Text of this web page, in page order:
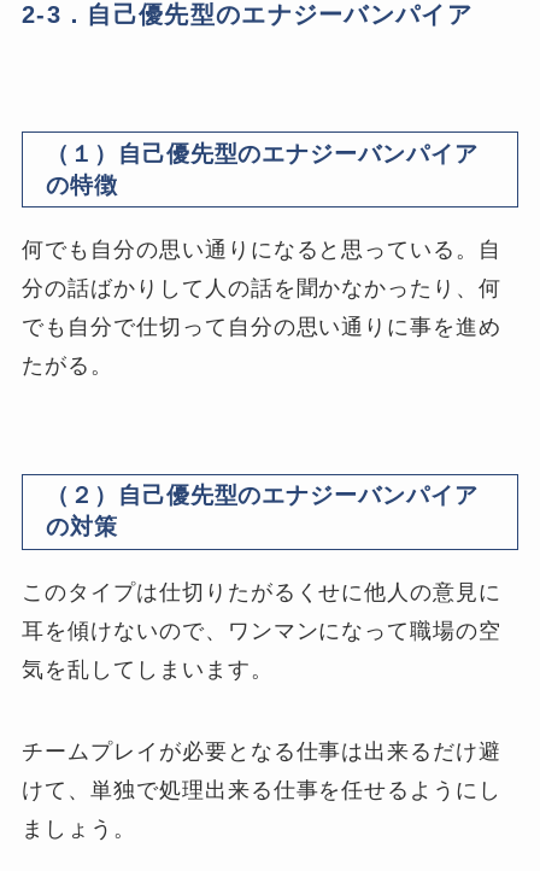
2-3．自己優先型のエナジーバンパイア
（１）自己優先型のエナジーバンパイア
の特徴
何でも自分の思い通りになると思っている。自
分の話ばかりして人の話を聞かなかったり、何
でも自分で仕切って自分の思い通りに事を進め
たがる。
（２）自己優先型のエナジーバンパイア
の対策
このタイプは仕切りたがるくせに他人の意見に
耳を傾けないので、ワンマンになって職場の空
気を乱してしまいます。
チームプレイが必要となる仕事は出来るだけ避
けて、単独で処理出来る仕事を任せるようにし
ましょう。